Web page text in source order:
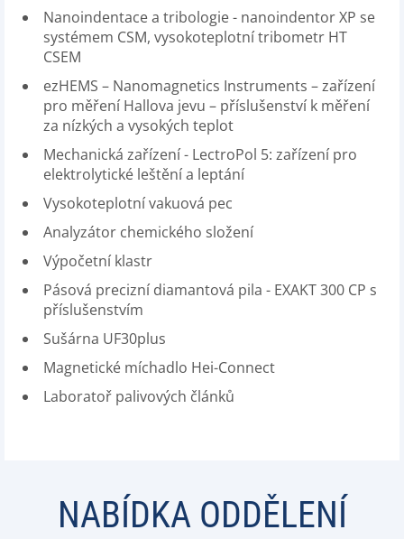
Nanoindentace a tribologie - nanoindentor XP se
systémem CSM, vysokoteplotní tribometr HT
CSEM
ezHEMS – Nanomagnetics Instruments – zařízení
pro měření Hallova jevu – příslušenství k měření
za nízkých a vysokých teplot
Mechanická zařízení - LectroPol 5: zařízení pro
elektrolytické leštění a leptání
Vysokoteplotní vakuová pec
Analyzátor chemického složení
Výpočetní klastr
Pásová precizní diamantová pila - EXAKT 300 CP s
příslušenstvím
Sušárna UF30plus
Magnetické míchadlo Hei-Connect
Laboratoř palivových článků
NABÍDKA ODDĚLENÍ